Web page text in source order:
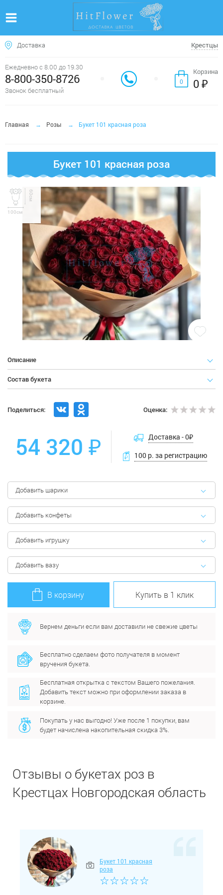
Доставка Крестцы
Ежедневно с 8.00 до 19.30
8-800-350-8726
Звонок бесплатный
0
Корзина
0 ₽
Главная Розы Букет 101 красная роза
Букет 101 красная роза
100см
60см
Описание
Состав букета
Поделиться: Оценка:
54 320 ₽ Доставка -0₽
100 р. за регистрацию
Добавить шарики
Добавить конфеты
Добавить игрушку
Добавить вазу
В корзину Купить в 1 клик
Вернем деньги если вам доставили не свежие цветы
Бесплатно сделаем фото получателя в момент
вручения букета.
Бесплатная открытка с текстом Вашего пожелания.
Добавить текст можно при оформлении заказа в
корзине.
Покупать у нас выгодно! Уже после 1 покупки, вам
будет начислена накопительная скидка 3%.
Отзывы о букетах роз в
Крестцах Новгородская область
Букет 101 красная
роза
☆☆☆☆☆